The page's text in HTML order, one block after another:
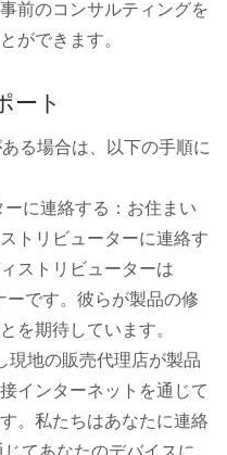
前のコンサルティングを
ができます。
ート
る場合は、以下の手順に
に連絡する：お住まい
トリビューターに連絡す
ストリビューターは
ーです。彼らが製品の修
を期待しています。
現地の販売代理店が製品
インターネットを通じて
。私たちはあなたに連絡